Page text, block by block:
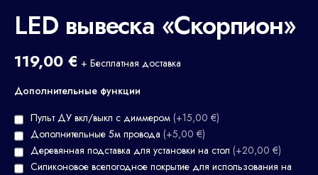
LED вывеска «Скорпион»
119,00 € + Бесплатная доставка
Дополнительные функции
Пульт ДУ вкл/выкл с диммером (+15,00 €)
Дополнительные 5м провода (+5,00 €)
Деревянная подставка для установки на стол (+20,00 €)
Силиконовое всепогодное покрытие для использования на